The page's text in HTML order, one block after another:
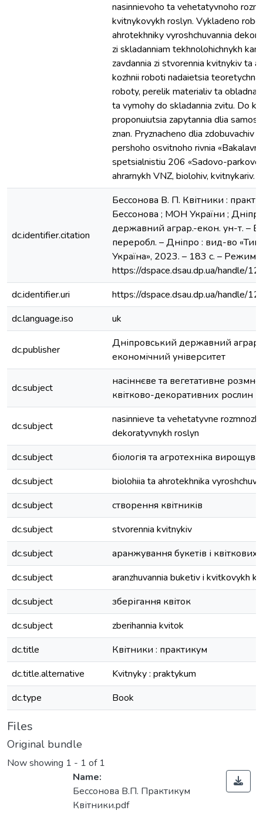
nasinnievoho ta vehetatyvnoho
kvitnykovykh roslyn. Vykladeno
ahrotekhniky vyroshchuvannia
zi skladanniam tekhnolohichnykh
zavdannia zi stvorennia kvitnykiv ta
kozhnii roboti nadaietsia
roboty, perelik materialiv ta
ta vymohy do skladannia zvitu. Do
proponuiutsia zapytannia dlia
znan. Pryznacheno dlia zdobuvachiv
pershoho osvitnoho rivnia «Bakalavr»
spetsialnistiu 206 «Sadovo-parkove
ahrarnykh VNZ, biolohiv, kvitnykariv.
dc.identifier.citation
Бессонова В. П. Квітники :
Бессонова ; МОН України ;
державний аграр.-екон. ун-т. –
переробл. – Дніпро : вид-во
Україна», 2023. – 183 с. – Режим
https://dspace.dsau.dp.ua/handle/
dc.identifier.uri
https://dspace.dsau.dp.ua/handle/
dc.language.iso
uk
dc.publisher
Дніпровський державний
економічний університет
dc.subject
насіннєве та вегетативне
квітково-декоративних рослин
dc.subject
nasinnieve ta vehetatyvne
dekoratyvnykh roslyn
dc.subject
біологія та агротехніка
dc.subject
biolohiia ta ahrotekhnika
dc.subject
створення квітників
dc.subject
stvorennia kvitnykiv
dc.subject
аранжування букетів і
dc.subject
aranzhuvannia buketiv i kvitkovykh
dc.subject
зберігання квіток
dc.subject
zberihannia kvitok
dc.title
Квітники : практикум
dc.title.alternative
Kvitnyky : praktykum
dc.type
Book
Files
Original bundle
Now showing 1 - 1 of 1
Name:
Бессонова В.П. Практикум
Квітники.pdf